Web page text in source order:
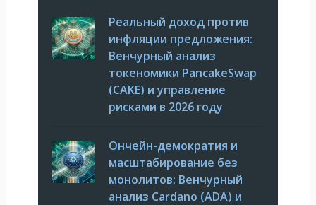
Реальный доход против
инфляции предложения:
Венчурный анализ
токеномики PancakeSwap
(CAKE) и управление
рисками в 2026 году
Ончейн-демократия и
масштабирование без
монолитов: Венчурный
анализ Cardano (ADA) и